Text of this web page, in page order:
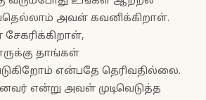
அவள் கவனிக்கிறாள்.
தாங்கள்
என்பதே தெரிவதில்லை.
என்று அவள் முடிவெடுத்த